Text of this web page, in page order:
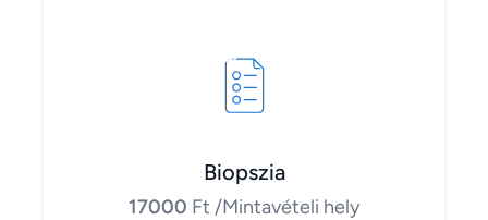
Biopszia
17000 Ft /Mintavételi hely